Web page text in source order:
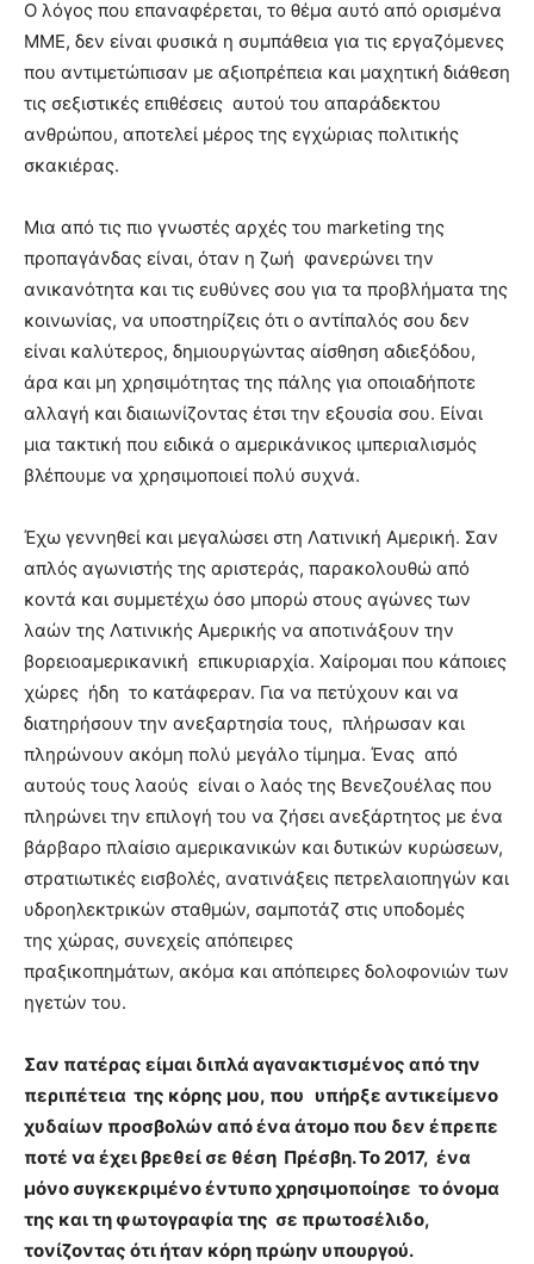
Ο λόγος που επαναφέρεται, το θέμα αυτό από ορισμένα
ΜΜΕ, δεν είναι φυσικά η συμπάθεια για τις εργαζόμενες
που αντιμετώπισαν με αξιοπρέπεια και μαχητική διάθεση
τις σεξιστικές επιθέσεις αυτού του απαράδεκτου
ανθρώπου, αποτελεί μέρος της εγχώριας πολιτικής
σκακιέρας.
Μια από τις πιο γνωστές αρχές του marketing της
προπαγάνδας είναι, όταν η ζωή φανερώνει την
ανικανότητα και τις ευθύνες σου για τα προβλήματα της
κοινωνίας, να υποστηρίζεις ότι ο αντίπαλός σου δεν
είναι καλύτερος, δημιουργώντας αίσθηση αδιεξόδου,
άρα και μη χρησιμότητας της πάλης για οποιαδήποτε
αλλαγή και διαιωνίζοντας έτσι την εξουσία σου. Είναι
μια τακτική που ειδικά ο αμερικάνικος ιμπεριαλισμός
βλέπουμε να χρησιμοποιεί πολύ συχνά.
Έχω γεννηθεί και μεγαλώσει στη Λατινική Αμερική. Σαν
απλός αγωνιστής της αριστεράς, παρακολουθώ από
κοντά και συμμετέχω όσο μπορώ στους αγώνες των
λαών της Λατινικής Αμερικής να αποτινάξουν την
βορειοαμερικανική επικυριαρχία. Χαίρομαι που κάποιες
χώρες ήδη το κατάφεραν. Για να πετύχουν και να
διατηρήσουν την ανεξαρτησία τους, πλήρωσαν και
πληρώνουν ακόμη πολύ μεγάλο τίμημα. Ένας από
αυτούς τους λαούς είναι ο λαός της Βενεζουέλας που
πληρώνει την επιλογή του να ζήσει ανεξάρτητος με ένα
βάρβαρο πλαίσιο αμερικανικών και δυτικών κυρώσεων,
στρατιωτικές εισβολές, ανατινάξεις πετρελαιοπηγών και
υδροηλεκτρικών σταθμών, σαμποτάζ στις υποδομές
της χώρας, συνεχείς απόπειρες
πραξικοπημάτων, ακόμα και απόπειρες δολοφονιών των
ηγετών του.
Σαν πατέρας είμαι διπλά αγανακτισμένος από την
περιπέτεια της κόρης μου, που υπήρξε αντικείμενο
χυδαίων προσβολών από ένα άτομο που δεν έπρεπε
ποτέ να έχει βρεθεί σε θέση Πρέσβη. Το 2017, ένα
μόνο συγκεκριμένο έντυπο χρησιμοποίησε το όνομα
της και τη φωτογραφία της σε πρωτοσέλιδο,
τονίζοντας ότι ήταν κόρη πρώην υπουργού.